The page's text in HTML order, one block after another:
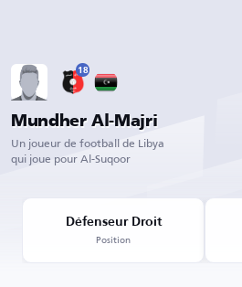
18
Mundher Al-Majri
Un joueur de football de Libya
qui joue pour Al-Suqoor
Défenseur Droit
Position